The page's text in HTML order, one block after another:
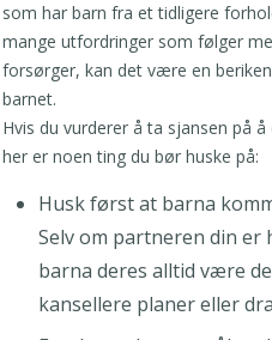
som har barn fra et tidligere
mange utfordringer som følger
forsørger, kan det være en
barnet.
Hvis du vurderer å ta sjansen på
her er noen ting du bør huske på:
Husk først at barna
Selv om partneren din er
barna deres alltid være
kansellere planer eller